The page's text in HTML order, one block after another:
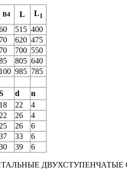
B4 L L1
515 400
70 620 475
70 700 550
805 640
100 985 785
d
n
18 22
4
22 26
4
25 26
6
33
6
39 6